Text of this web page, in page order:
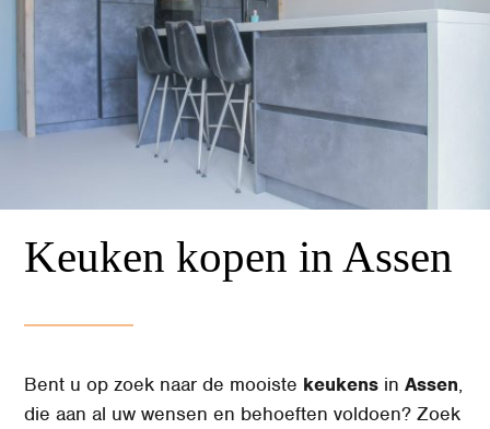
Keuken kopen in Assen
Bent u op zoek naar de mooiste keukens inAssen,
die aan al uw wensen en behoeften voldoen? Zoek